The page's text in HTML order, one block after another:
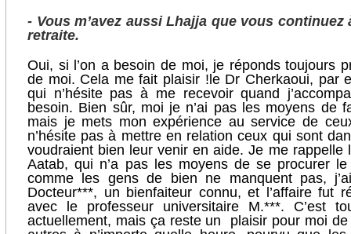
- Vous m’avez aussi Lhajja que vous continuez
retraite.
Oui, si l’on a besoin de moi, je réponds toujours
de moi. Cela me fait plaisir !le Dr Cherkaoui, par
qui n’hésite pas à me recevoir quand
besoin. Bien sûr, moi je n’ai pas les moyens de
mais je mets mon expérience au service de
n’hésite pas à mettre en relation ceux qui sont
voudraient bien leur venir en aide. Je me rappelle
Aatab, qui n’a pas les moyens de se procurer
comme les gens de bien ne manquent pas,
Docteur***, un bienfaiteur connu, et l’affaire fut
avec le professeur universitaire M.***. C’est
actuellement, mais ça reste un plaisir pour moi